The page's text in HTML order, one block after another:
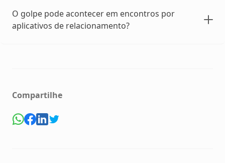
O golpe pode acontecer em encontros por
aplicativos de relacionamento?
Compartilhe